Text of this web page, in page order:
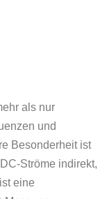
als nur
und
Besonderheit ist
Ströme indirekt,
eine